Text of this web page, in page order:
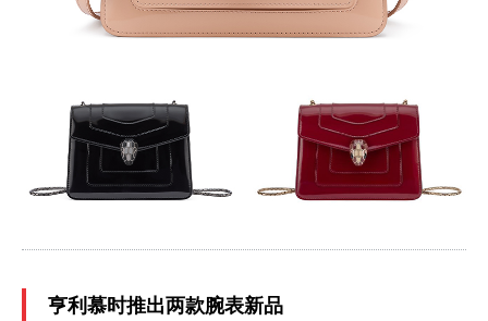
亨利慕时推出两款腕表新品